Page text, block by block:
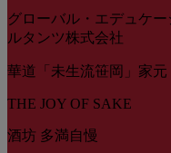
グローバル・エデュケ
ルタンツ株式会社
華道「未生流笹岡」家元
THE JOY OF SAKE
酒坊 多満自慢